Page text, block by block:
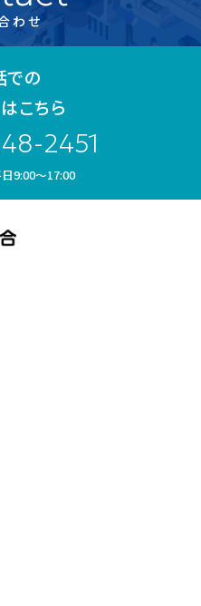
わせ
での
こちら
2451
9:00～17:00